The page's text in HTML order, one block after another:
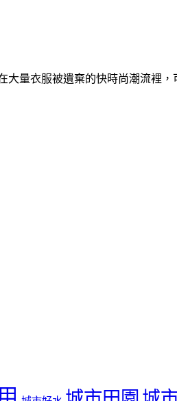
量衣服被遺棄的快時尚潮流裡，